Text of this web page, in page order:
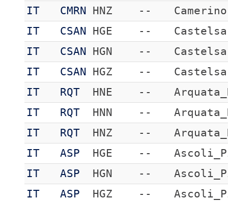
IT
CMRN HNZ --
Camerino
IT
CSAN HGE --
IT
CSAN HGN --
IT
CSAN HGZ --
IT
RQT HNE --
IT
RQT HNN --
IT
RQT HNZ --
IT
ASP HGE --
IT
ASP HGN --
IT
ASP HGZ --